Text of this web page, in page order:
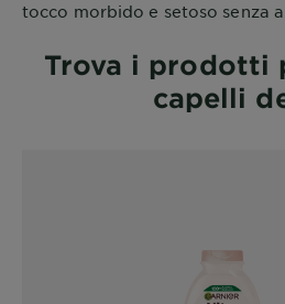
tocco morbido e setoso senza
Trova i prodotti
capelli